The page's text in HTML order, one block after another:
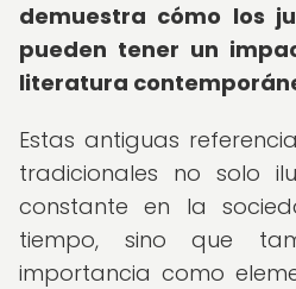
demuestra cómo los
pueden tener un
literatura
Estas antiguas
tradicionales no solo
constante en la
tiempo, sino que
importancia como